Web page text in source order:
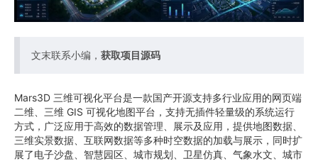
文末联系小编， 获取项目源码
Mars3D 三维可视化平台是一款国产开源支持多行业应用的网页端
二维、三维 GIS 可视化地图平台，支持无插件轻量级的系统运行
方式，广泛应用于高效的数据管理、展示及应用，提供地图数据、
三维实景数据、互联网数据等多种时空数据的加载与展示，同时扩
展了电子沙盘、智慧园区、城市规划、卫星仿真、气象水文、城市